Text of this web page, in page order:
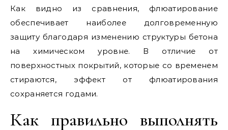
Как видно из сравнения, флюатирование
обеспечивает наиболее долговременную
защиту благодаря изменению структуры бетона
на химическом уровне. В отличие от
поверхностных покрытий, которые со временем
стираются, эффект от флюатирования
сохраняется годами.
Как правильно выполнять